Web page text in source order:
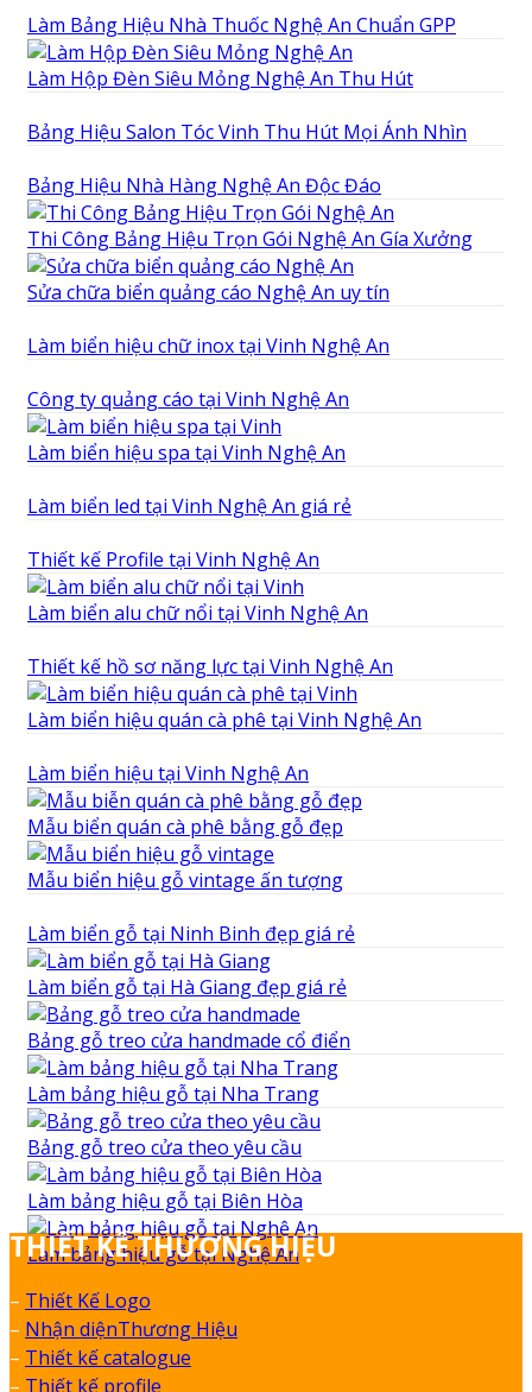
Làm Bảng Hiệu Nhà Thuốc Nghệ An Chuẩn GPP
Làm Hộp Đèn Siêu Mỏng Nghệ An Thu Hút
Bảng Hiệu Salon Tóc Vinh Thu Hút Mọi Ánh Nhìn
Bảng Hiệu Nhà Hàng Nghệ An Độc Đáo
Thi Công Bảng Hiệu Trọn Gói Nghệ An Gía Xưởng
Sửa chữa biển quảng cáo Nghệ An uy tín
Làm biển hiệu chữ inox tại Vinh Nghệ An
Công ty quảng cáo tại Vinh Nghệ An
Làm biển hiệu spa tại Vinh Nghệ An
Làm biển led tại Vinh Nghệ An giá rẻ
Thiết kế Profile tại Vinh Nghệ An
Làm biển alu chữ nổi tại Vinh Nghệ An
Thiết kế hồ sơ năng lực tại Vinh Nghệ An
Làm biển hiệu quán cà phê tại Vinh Nghệ An
Làm biển hiệu tại Vinh Nghệ An
Mẫu biển quán cà phê bằng gỗ đẹp
Mẫu biển hiệu gỗ vintage ấn tượng
Làm biển gỗ tại Ninh Binh đẹp giá rẻ
Làm biển gỗ tại Hà Giang đẹp giá rẻ
Bảng gỗ treo cửa handmade cổ điển
Làm bảng hiệu gỗ tại Nha Trang
Bảng gỗ treo cửa theo yêu cầu
Làm bảng hiệu gỗ tại Biên Hòa
Làm bảng hiệu gỗ tại Nghệ An
THIẾT KẾ THƯƠNG HIỆU
– Thiết Kế Logo
– Nhận diệnThương Hiệu
– Thiết kế catalogue
– Thiết kế profile